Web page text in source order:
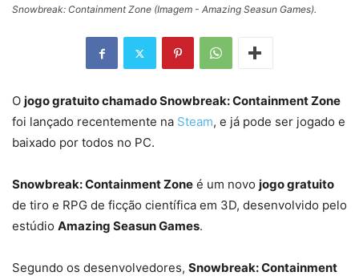
Snowbreak: Containment Zone (Imagem - Amazing Seasun Games).
O jogo gratuito chamado Snowbreak: Containment Zone
foi lançado recentemente na Steam, e já pode ser jogado e
baixado por todos no PC.
Snowbreak: Containment Zone é um novo jogo gratuito
de tiro e RPG de ficção científica em 3D, desenvolvido pelo
estúdio Amazing Seasun Games.
Segundo os desenvolvedores, Snowbreak: Containment